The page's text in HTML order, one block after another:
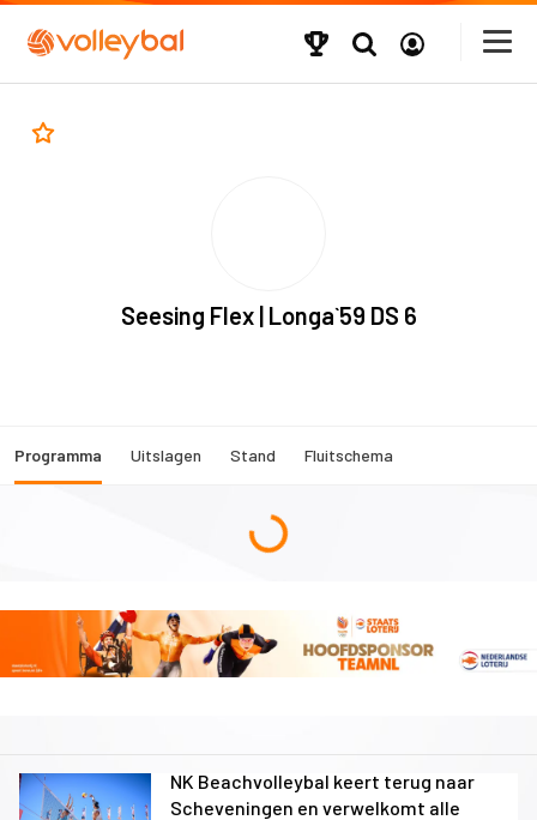
Seesing Flex | Longa`59 DS 6
Programma Uitslagen Stand Fluitschema
NK Beachvolleybal keert terug naar
Scheveningen en verwelkomt alle